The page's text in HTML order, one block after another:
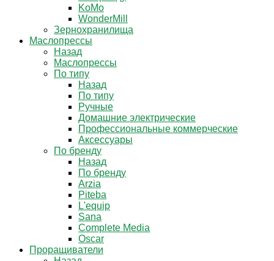
KoMo
WonderMill
Зернохранилища
Маслопрессы
Назад
Маслопрессы
По типу
Назад
По типу
Ручные
Домашние электрические
Профессиональные коммерческие
Аксессуары
По бренду
Назад
По бренду
Arzia
Piteba
L'equip
Sana
Complete Media
Oscar
Проращиватели